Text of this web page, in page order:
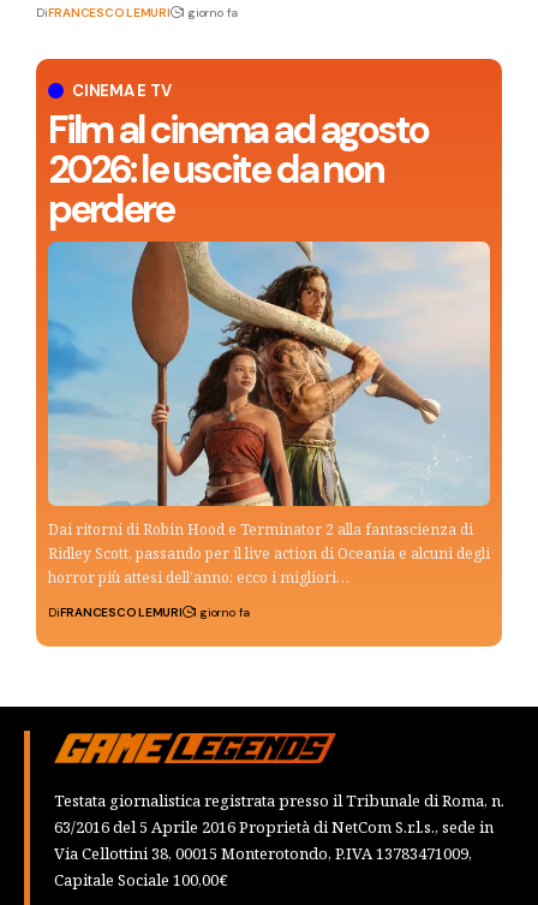
CINEMA E TV
Film al cinema ad agosto
2026: le uscite da non
perdere
Dai ritorni di Robin Hood e Terminator 2 alla fantascienza di
Ridley Scott, passando per il live action di Oceania e alcuni degli
horror più attesi dell’anno: ecco i migliori…
DiFRANCESCO LEMURI 1 giorno fa
DiFRANCESCO LEMURI 1 giorno fa
Testata giornalistica registrata presso il Tribunale di Roma, n.
63/2016 del 5 Aprile 2016 Proprietà di NetCom S.r.l.s., sede in
Via Cellottini 38, 00015 Monterotondo, P.IVA 13783471009,
Capitale Sociale 100,00€